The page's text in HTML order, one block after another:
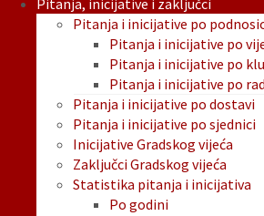
Pitanja, inicijative i zaključci
Pitanja i inicijative po
Pitanja i inicijative po
Pitanja i inicijative po
Pitanja i inicijative po
Pitanja i inicijative po dostavi
Pitanja i inicijative po sjednici
Inicijative Gradskog vijeća
Zaključci Gradskog vijeća
Statistika pitanja i inicijativa
Po godini